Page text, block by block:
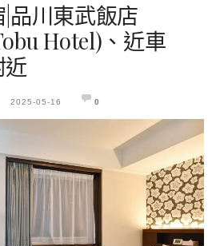
品川東武飯店
Hotel)、近車
2025-05-16 0